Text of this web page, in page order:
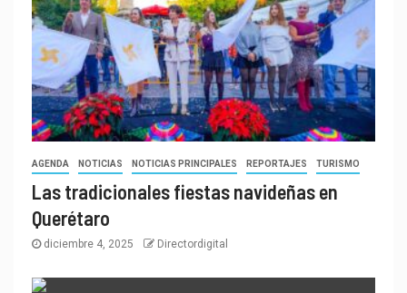
AGENDA NOTICIAS NOTICIAS PRINCIPALES REPORTAJES TURISMO
Las tradicionales fiestas navideñas en
Querétaro
diciembre 4, 2025 Directordigital